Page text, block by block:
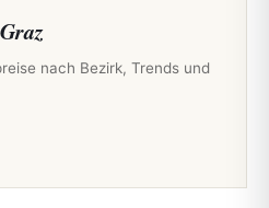
nach Bezirk, Trends und